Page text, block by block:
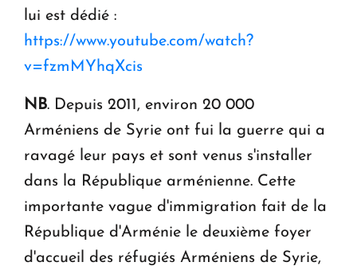
lui est dédié :
https://www.youtube.com/watch?
v=fzmMYhqXcis
NB. Depuis 2011, environ 20 000
Arméniens de Syrie ont fui la guerre qui a
ravagé leur pays et sont venus s'installer
dans la République arménienne. Cette
importante vague d'immigration fait de la
République d'Arménie le deuxième foyer
d'accueil des réfugiés Arméniens de Syrie,